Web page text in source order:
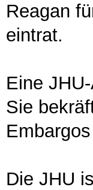
Reagan
eintrat.
Eine
Sie
Die JHU